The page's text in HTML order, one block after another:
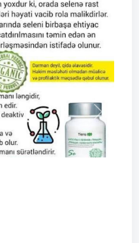
Next